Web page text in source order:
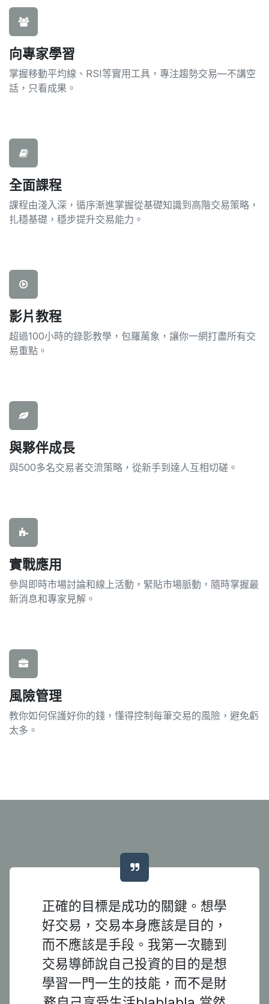
向專家學習
掌握移動平均線、RSI等實用工具，專注趨勢交易—不講空
話，只看成果。
全面課程
課程由淺入深，循序漸進掌握從基礎知識到高階交易策略，
扎穩基礎，穩步提升交易能力。
影片教程
超過100小時的錄影教學，包羅萬象，讓你一網打盡所有交
易重點。
與夥伴成長
與500多名交易者交流策略，從新手到達人互相切磋。
實戰應用
參與即時市場討論和線上活動，緊貼市場脈動，隨時掌握最
新消息和專家見解。
風險管理
教你如何保護好你的錢，懂得控制每筆交易的風險，避免虧
太多。
正確的目標是成功的關鍵。想學
好交易，交易本身應該是目的，
而不應該是手段。我第一次聽到
交易導師說自己投資的目的是想
學習一門一生的技能，而不是財